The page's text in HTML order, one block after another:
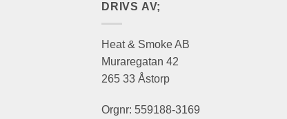
DRIVS AV;
Heat & Smoke AB
Muraregatan 42
265 33 Åstorp
Orgnr: 559188-3169